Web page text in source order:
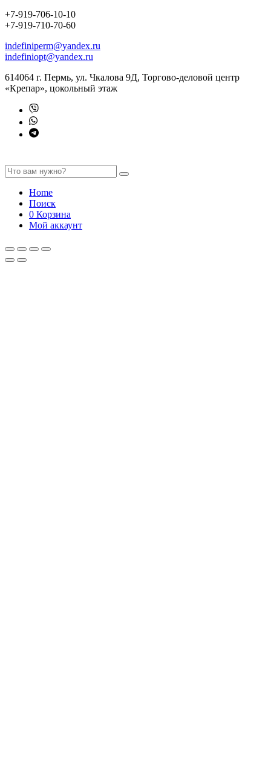
+7-919-706-10-10
+7-919-710-70-60
indefiniperm@yandex.ru
indefiniopt@yandex.ru
614064 г. Пермь, ул. Чкалова 9Д, Торгово-деловой центр
«Крепар», цокольный этаж
Home
Поиск
0 Корзина
Мой аккаунт